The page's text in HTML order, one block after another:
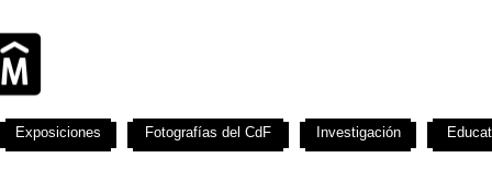
Exposiciones Fotografías del CdF Investigación